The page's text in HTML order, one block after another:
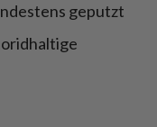
geputzt